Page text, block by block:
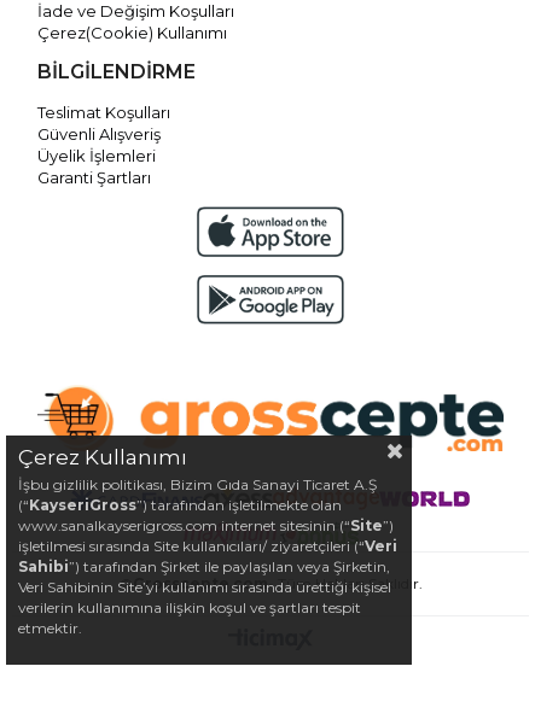
İade ve Değişim Koşulları
Çerez(Cookie) Kullanımı
BİLGİLENDİRME
Teslimat Koşulları
Güvenli Alışveriş
Üyelik İşlemleri
Garanti Şartları
©Grosscepte.com- Tüm Hakları Saklıdır.
Çerez Kullanımı
İşbu gizlilik politikası, Bizim Gıda Sanayi Ticaret A.Ş
(“KayseriGross”) tarafından işletilmekte olan
www.sanalkayserigross.com internet sitesinin (“Site”)
işletilmesi sırasında Site kullanıcıları/ ziyaretçileri (“Veri
Sahibi”) tarafından Şirket ile paylaşılan veya Şirketin,
Veri Sahibinin Site’yi kullanımı sırasında ürettiği kişisel
verilerin kullanımına ilişkin koşul ve şartları tespit
etmektir.